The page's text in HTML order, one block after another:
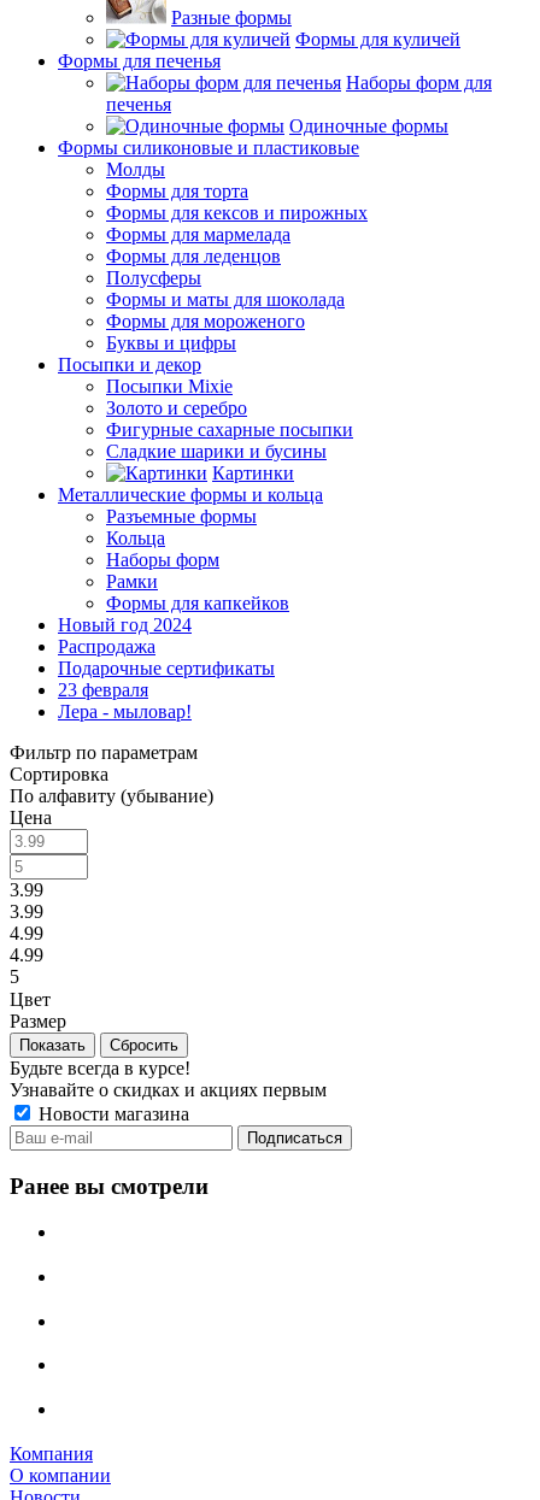
Разные формы
Формы для куличей
Формы для печенья
Наборы форм для
печенья
Одиночные формы
Формы силиконовые и пластиковые
Молды
Формы для торта
Формы для кексов и пирожных
Формы для мармелада
Формы для леденцов
Полусферы
Формы и маты для шоколада
Формы для мороженого
Буквы и цифры
Посыпки и декор
Посыпки Mixie
Золото и серебро
Фигурные сахарные посыпки
Сладкие шарики и бусины
Картинки
Металлические формы и кольца
Разъемные формы
Кольца
Наборы форм
Рамки
Формы для капкейков
Новый год 2024
Распродажа
Подарочные сертификаты
23 февраля
Лера - мыловар!
Фильтр по параметрам
Сортировка
По алфавиту (убывание)
Цена
3.99
3.99
4.99
4.99
5
Цвет
Размер
Сбросить
Будьте всегда в курсе!
Узнавайте о скидках и акциях первым
Новости магазина
Ранее вы смотрели
Компания
О компании